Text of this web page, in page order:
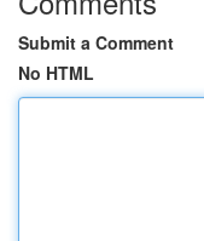
Submit a Comment
No HTML